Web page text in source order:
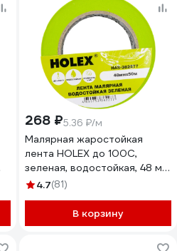
268 ₽5.36 ₽/м
Малярная жаростойкая
лента HOLEX до 100С,
зеленая, водостойкая, 48 мм,
50 м HAS-382277
4.7(81)
В корзину